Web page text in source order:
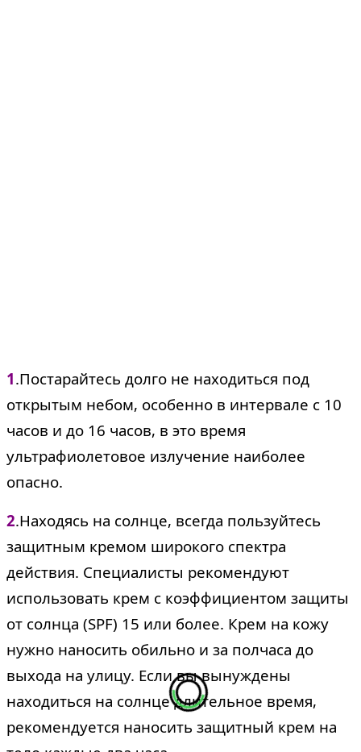
1.Постарайтесь долго не находиться под
открытым небом, особенно в интервале с 10
часов и до 16 часов, в это время
ультрафиолетовое излучение наиболее
опасно.
2.Находясь на солнце, всегда пользуйтесь
защитным кремом широкого спектра
действия. Специалисты рекомендуют
использовать крем с коэффициентом защиты
от солнца (SPF) 15 или более. Крем на кожу
нужно наносить обильно и за полчаса до
выхода на улицу. Если вы вынуждены
находиться на солнце длительное время,
рекомендуется наносить защитный крем на